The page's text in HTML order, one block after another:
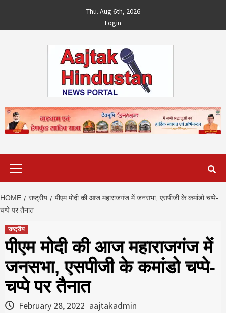
content
Thu. Aug 6th, 2026
Login
HOME राष्ट्रीय
पीएम मोदी की आज महाराजगंज में जनसभा, एसपीजी के कमांडो चप्पे-
चप्पे पर तैनात
राष्ट्रीय
पीएम मोदी की आज महाराजगंज में
जनसभा, एसपीजी के कमांडो चप्पे-
चप्पे पर तैनात
February 28, 2022 aajtakadmin